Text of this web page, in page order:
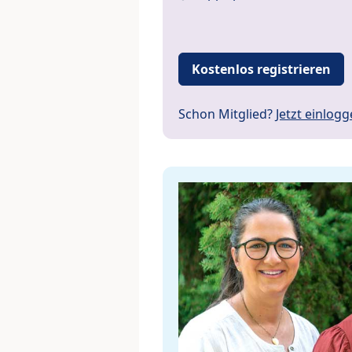
Kostenlos registrieren
Schon Mitglied? Jetzt